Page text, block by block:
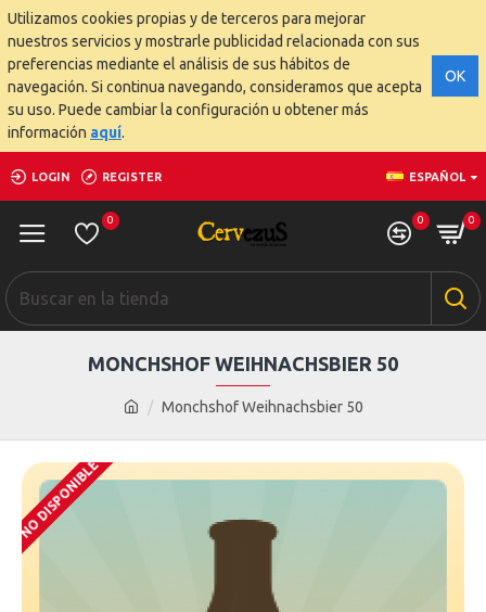
Utilizamos cookies propias y de terceros para mejorar
nuestros servicios y mostrarle publicidad relacionada con sus
preferencias mediante el análisis de sus hábitos de
navegación. Si continua navegando, consideramos que acepta
su uso. Puede cambiar la configuración u obtener más
información aquí.
OK
LOGIN REGISTER ESPAÑOL
0 0 0
Monchshof Weihnachsbier 50
MONCHSHOF WEIHNACHSBIER 50
NO DISPONIBLE